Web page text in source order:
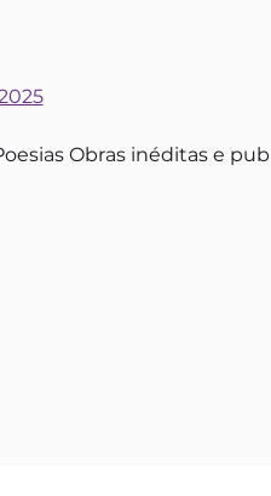
Obras inéditas e